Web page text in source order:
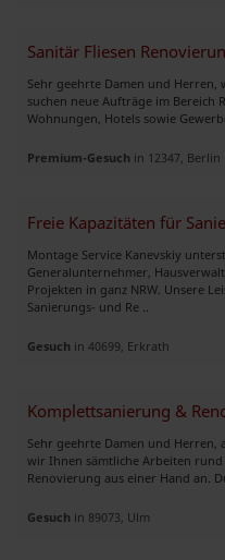
Sanitär Fliesen
Sehr geehrte Damen und
suchen neue Aufträge im Bereich
Wohnungen, Hotels sowie
Premium-Gesuch in 12347, Berlin
Montage Service Kanevskiy
Generalunternehmer,
Projekten in ganz NRW. Unsere
Sanierungs- und Re ..
Gesuch in 40699, Erkrath
Komplettsanierung &
Sehr geehrte Damen und Herren,
wir Ihnen sämtliche Arbeiten
Renovierung aus einer Hand an.
Gesuch in 89073, Ulm